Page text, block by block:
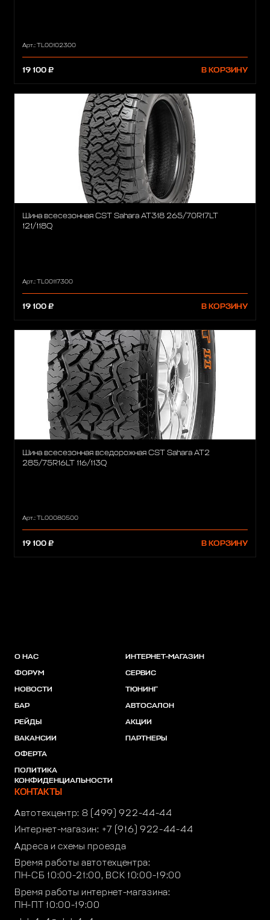
Арт.: TL00102300
19 100 ₽ В КОРЗИНУ
Шина всесезонная CST Sahara AT318 265/70R17LT
121/118Q
Арт.: TL00117300
19 100 ₽ В КОРЗИНУ
Шина всесезонная вседорожная CST Sahara AT2
285/75R16LT 116/113Q
Арт.: TL00080500
19 100 ₽ В КОРЗИНУ
О НАС
ФОРУМ
НОВОСТИ
БАР
РЕЙДЫ
ВАКАНСИИ
ОФЕРТА
ПОЛИТИКА
КОНФИДЕНЦИАЛЬНОСТИ
ИНТЕРНЕТ-МАГАЗИН
СЕРВИС
ТЮНИНГ
АВТОСАЛОН
АКЦИИ
ПАРТНЕРЫ
КОНТАКТЫ
Автотехцентр: 8 (499) 922-44-44
Интернет-магазин: +7 (916) 922-44-44
Адреса и схемы проезда
Время работы автотехцентра:
ПН-СБ 10:00-21:00, ВСК 10:00-19:00
Время работы интернет-магазина:
ПН-ПТ 10:00-19:00